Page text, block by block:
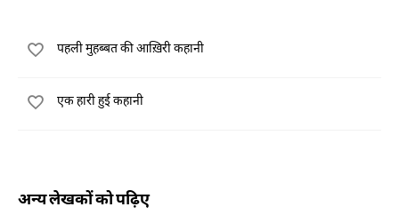
पहली मुहब्बत की आख़िरी कहानी
एक हारी हुई कहानी
अन्य लेखकों को पढ़िए